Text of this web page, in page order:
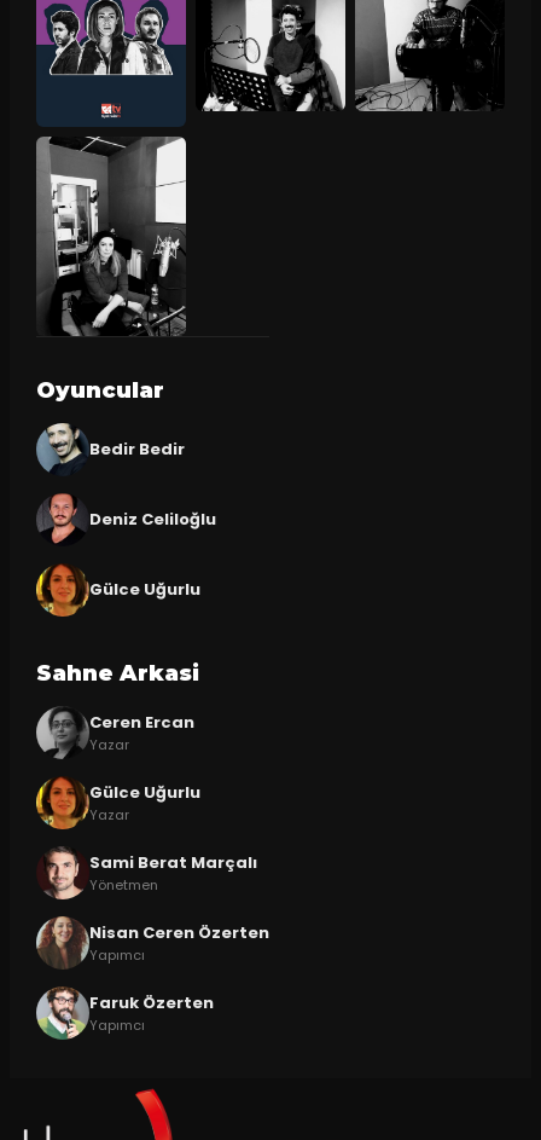
Oyuncular
Bedir Bedir
Deniz Celiloğlu
Gülce Uğurlu
Sahne Arkasi
Ceren Ercan
Yazar
Gülce Uğurlu
Yazar
Sami Berat Marçalı
Yönetmen
Nisan Ceren Özerten
Yapımcı
Faruk Özerten
Yapımcı